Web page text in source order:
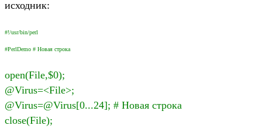
исходник:
#!/usr/bin/perl
#PerlDemo # Новая строка
open(File,$0);
@Virus=<File>;
@Virus=@Virus[0...24]; # Новая строка
close(File);